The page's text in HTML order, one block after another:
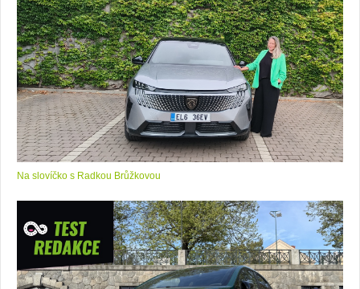
Na slovíčko s Radkou Brůžkovou